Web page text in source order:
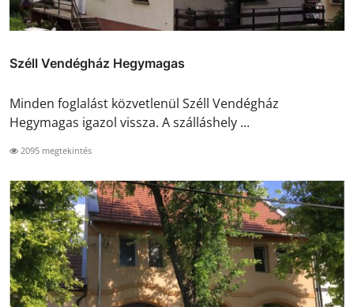
Széll Vendégház Hegymagas
Minden foglalást közvetlenül Széll Vendégház
Hegymagas igazol vissza. A szálláshely ...
2095 megtekintés